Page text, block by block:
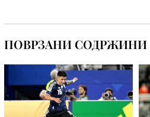
ПОВРЗАНИ СОДРЖИНИ